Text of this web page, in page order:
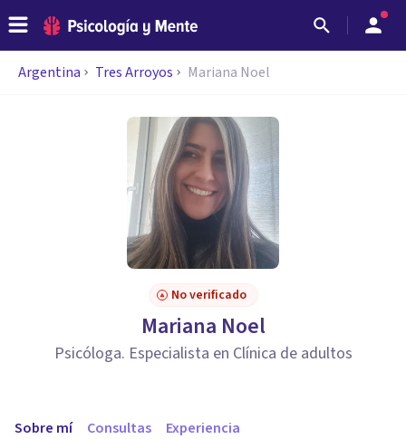
Argentina Tres Arroyos Mariana Noel
No verificado
Mariana Noel
Psicóloga. Especialista en Clínica de adultos
Sobre mí Consultas Experiencia